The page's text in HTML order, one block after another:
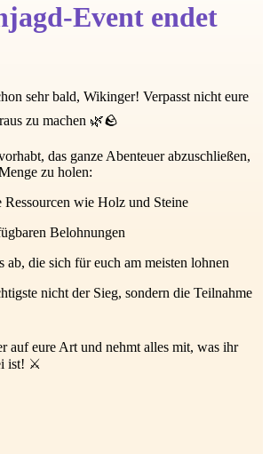
Event endet
sehr bald, Wikinger! Verpasst nicht eure
zu machen 🌿🪨
das ganze Abenteuer abzuschließen,
zu holen:
Ressourcen wie Holz und Steine
Belohnungen
ab, die sich für euch am meisten lohnen
nicht der Sieg, sondern die Teilnahme
auf eure Art und nehmt alles mit, was ihr
ist! ⚔️